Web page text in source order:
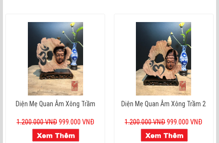
Diện Mẹ Quan Âm Xông Trầm
1.200.000 VNĐ 999.000 VNĐ
Diện Mẹ Quan Âm Xông Trầm 2
1.200.000 VNĐ999.000 VNĐ